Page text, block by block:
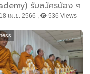
รับสมัครน้อง ๆ
วชนทั้งชาย-หญิง อายุ
ปี เพียง 12 คน เท่านั้น
18 เม.ย. 2566 , 536 Views